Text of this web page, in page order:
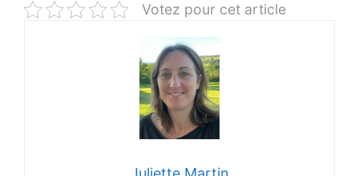
Votez pour cet article